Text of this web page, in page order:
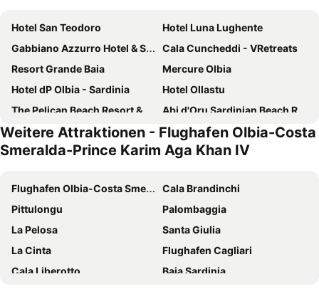
Hotel San Teodoro
Hotel Luna Lughente
Gabbiano Azzurro Hotel & Suites
Cala Cuncheddi - VRetreats
Resort Grande Baia
Mercure Olbia
Hotel dP Olbia - Sardinia
Hotel Ollastu
The Pelican Beach Resort & SPA - Adults Only
Abi d'Oru Sardinian Beach Resort & Spa
Colonna Hotel Du Golf
Jazz Hotel
Grand Hotel President Olbia
Hotel Le Mimose
Hotel Castello
Hotel Rocce Sarde
Colonna Beach Hotel
Hotel Pozzo Sacro
Hotel Regina Elena
Felix Hotels - Hotel Residence Porto San Paolo
Due Lune Puntaldia Resort & Golf
Amasea Resort
Hotel Stefania Boutique Hotel by the Beach
Delta Hotels by Marriott Olbia Sardinia
Weitere Attraktionen - Flughafen Olbia-Costa
Smeralda-Prince Karim Aga Khan IV
Flughafen Olbia-Costa Smeralda-Prince Karim Aga Khan IV
Cala Brandinchi
Pittulongu
Palombaggia
La Pelosa
Santa Giulia
La Cinta
Flughafen Cagliari
Cala Liberotto
Baia Sardinia